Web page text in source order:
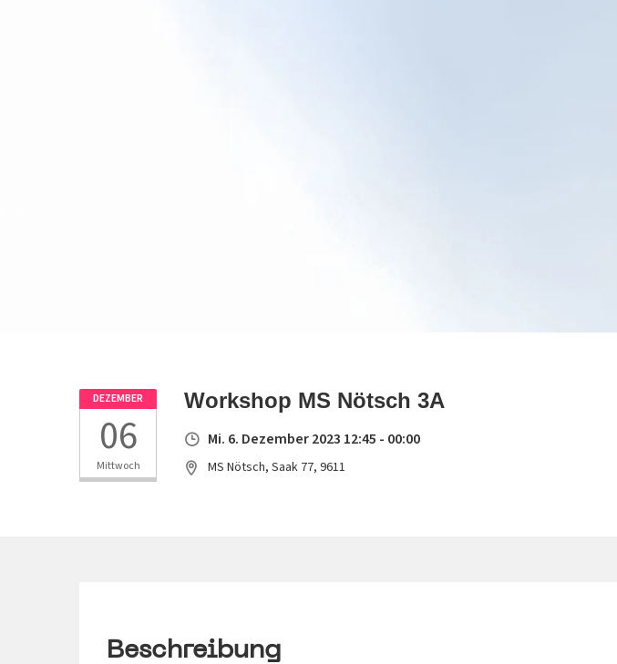
DEZEMBER
06
Mittwoch
Workshop MS Nötsch 3A
Mi. 6. Dezember 2023 12:45 - 00:00
MS Nötsch, Saak 77, 9611
Beschreibung